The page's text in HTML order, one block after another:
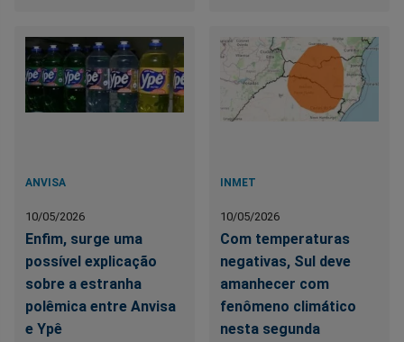
ANVISA
10/05/2026
Enfim, surge uma
possível explicação
sobre a estranha
polêmica entre Anvisa
e Ypê
INMET
10/05/2026
Com temperaturas
negativas, Sul deve
amanhecer com
fenômeno climático
nesta segunda